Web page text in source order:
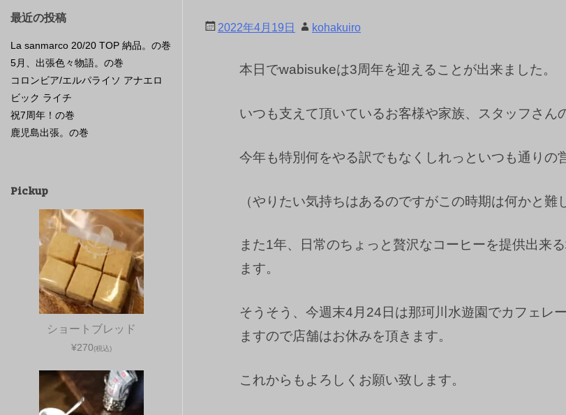
2022年4月19日 kohakuiro
本日でwabisukeは3周年を迎えることが出来ました。
いつも支えて頂いているお客様や家族、スタッフさん
今年も特別何をやる訳でもなくしれっといつも通りの
（やりたい気持ちはあるのですがこの時期は何かと難
また1年、日常のちょっと贅沢なコーヒーを提供出来
ます。
そうそう、今週末4月24日は那珂川水遊園でカフェレ
ますので店舗はお休みを頂きます。
これからもよろしくお願い致します。
最近の投稿
La sanmarco 20/20 TOP 納品。の巻
5月、出張色々物語。の巻
コロンビア/エルパライソ アナエロ
ビック ライチ
祝7周年！の巻
鹿児島出張。の巻
Pickup
ショートブレッド
¥270(税込)